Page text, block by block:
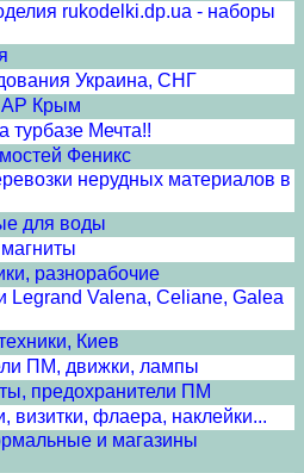
rukodelki.dp.ua - наборы
Украина, СНГ
АР Крым
Мечта!!
Феникс
нерудных материалов в
для воды
разнорабочие
Legrand Valena, Celiane, Galea
Киев
ПМ, движки, лампы
предохранители ПМ
визитки, флаера, наклейки...
и магазины